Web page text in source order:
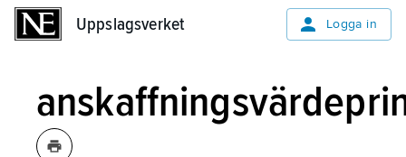
Uppslagsverket Logga in